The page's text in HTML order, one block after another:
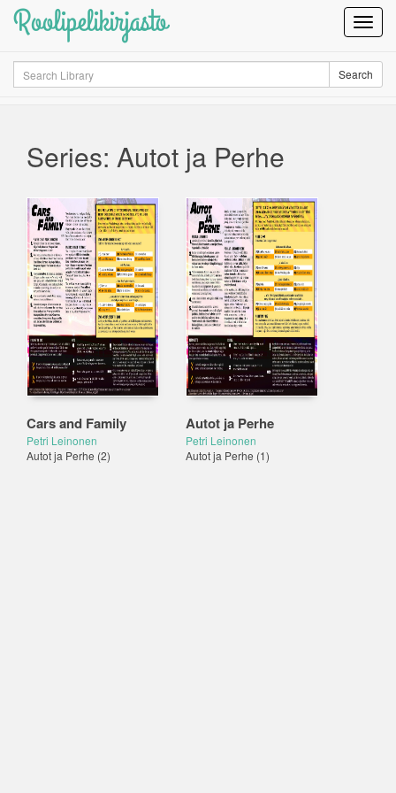
Roolipelikirjasto
Search Search
Series: Autot ja Perhe
Cars and Family
Petri Leinonen
Autot ja Perhe (2)
Autot ja Perhe
Petri Leinonen
Autot ja Perhe (1)